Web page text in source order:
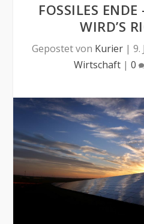
FOSSILES
WIRD’S
Gepostet von Kurier| 9.
Wirtschaft| 0